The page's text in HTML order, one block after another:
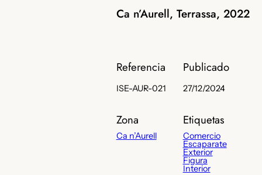
Ca n’Aurell, Terrassa, 2022
Referencia
ISE-AUR-021
Zona
Ca n’Aurell
Publicado
27/12/2024
Etiquetas
Comercio
Escaparate
Exterior
Figura
Interior